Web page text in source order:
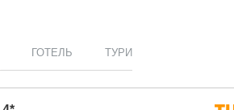
ГОТЕЛЬ ТУРИ